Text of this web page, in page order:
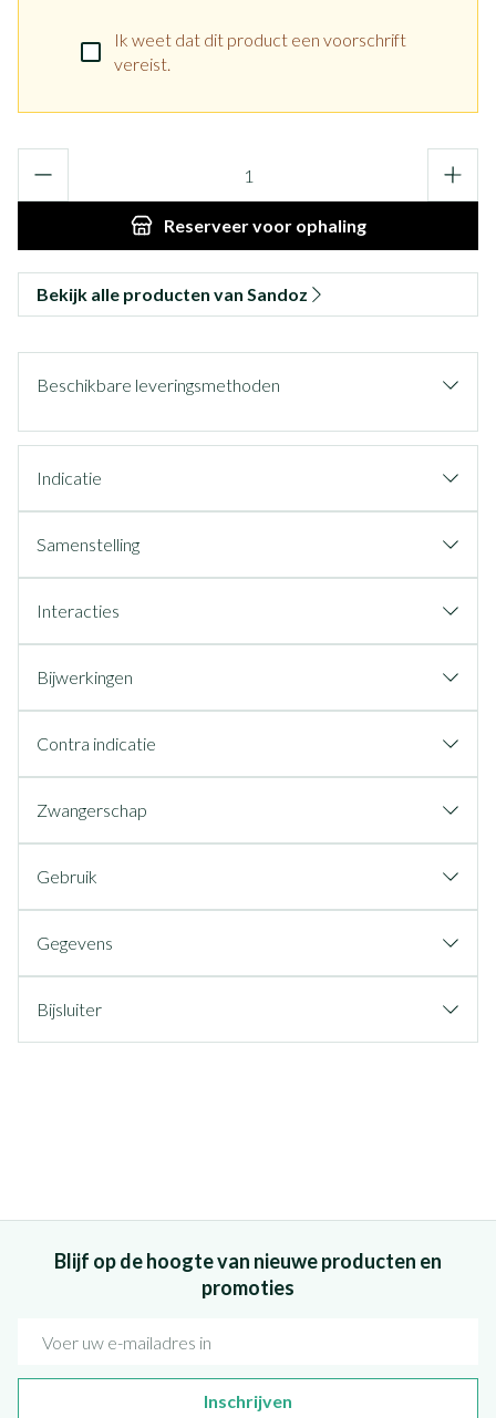
Ik weet dat dit product een voorschrift
vereist.
Reserveervoor ophaling
Bekijk alle producten van Sandoz
Beschikbare leveringsmethoden
Indicatie
Samenstelling
Interacties
Bijwerkingen
Contra indicatie
Zwangerschap
Gebruik
Gegevens
Bijsluiter
Blijf op de hoogte van nieuwe producten en
promoties
Inschrijven